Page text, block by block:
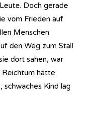
Doch gerade
vom Frieden auf
Menschen
den Weg zum Stall
dort sahen, war
Reichtum hätte
schwaches Kind lag